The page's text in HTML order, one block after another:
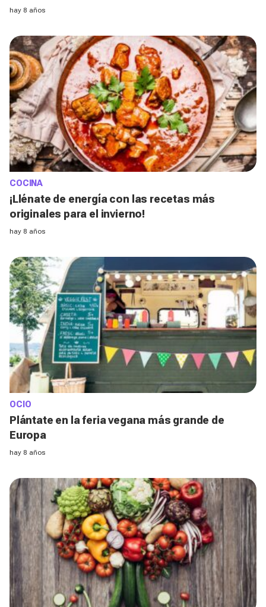
hay 8 años
COCINA
¡Llénate de energía con las recetas más
originales para el invierno!
hay 8 años
OCIO
Plántate en la feria vegana más grande de
Europa
hay 8 años